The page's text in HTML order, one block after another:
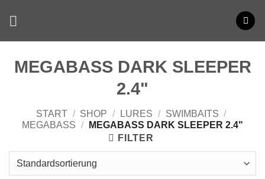
MEGABASS DARK SLEEPER
2.4"
START / SHOP / LURES / SWIMBAITS /
MEGABASS /
MEGABASS DARK SLEEPER 2.4"
FILTER